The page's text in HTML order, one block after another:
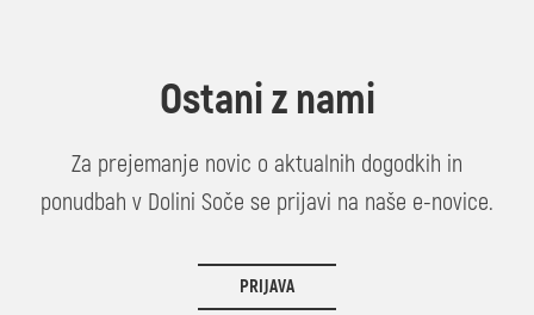
Ostani z nami
Za prejemanje novic o aktualnih dogodkih in
ponudbah v Dolini Soče se prijavi na naše e-novice.
PRIJAVA